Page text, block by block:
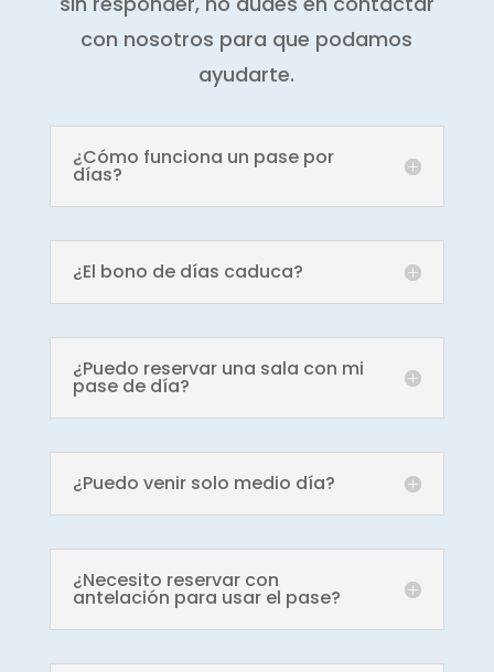
con nosotros para que podamos
ayudarte.
¿Cómo funciona un pase por
días?
¿El bono de días caduca?
¿Puedo reservar una sala con mi
pase de día?
¿Puedo venir solo medio día?
¿Necesito reservar con
antelación para usar el pase?